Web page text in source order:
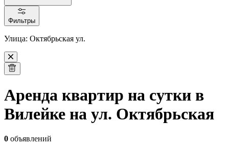
Фильтры
Улица: Октябрьская ул.
Аренда квартир на сутки в
Вилейке на ул. Октябрьская
0 объявлений